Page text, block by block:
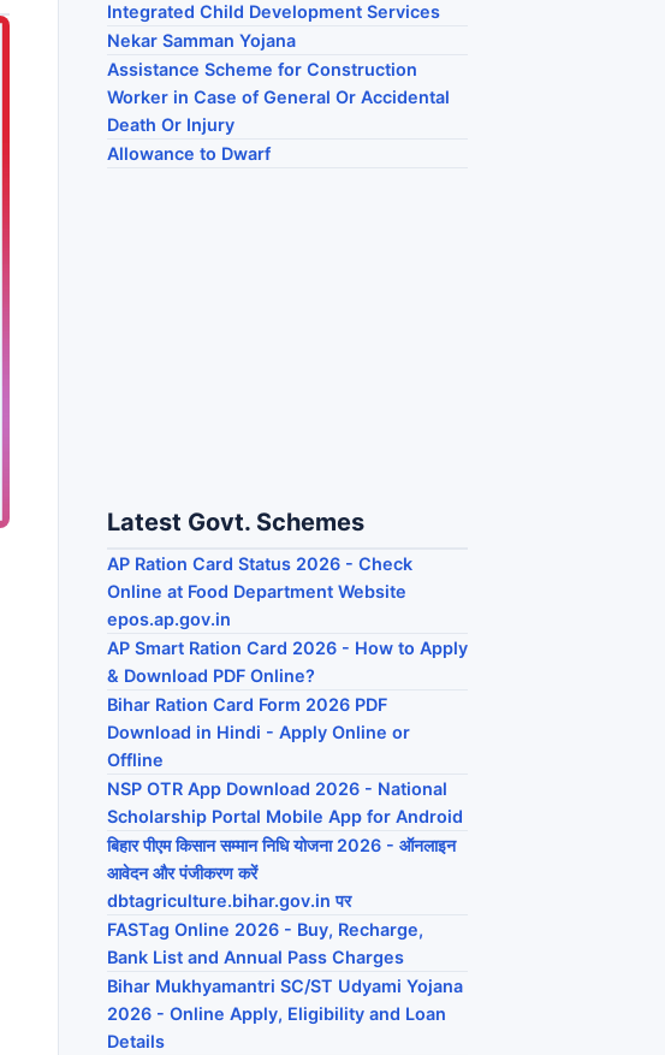
Integrated Child Development Services
Nekar Samman Yojana
Assistance Scheme for Construction
Worker in Case of General Or Accidental
Death Or Injury
Allowance to Dwarf
Latest Govt. Schemes
AP Ration Card Status 2026 - Check
Online at Food Department Website
epos.ap.gov.in
AP Smart Ration Card 2026 - How to Apply
& Download PDF Online?
Bihar Ration Card Form 2026 PDF
Download in Hindi - Apply Online or
Offline
NSP OTR App Download 2026 - National
Scholarship Portal Mobile App for Android
बिहार पीएम किसान सम्मान निधि योजना 2026 - ऑनलाइन
आवेदन और पंजीकरण करें
dbtagriculture.bihar.gov.in पर
FASTag Online 2026 - Buy, Recharge,
Bank List and Annual Pass Charges
Bihar Mukhyamantri SC/ST Udyami Yojana
2026 - Online Apply, Eligibility and Loan
Details